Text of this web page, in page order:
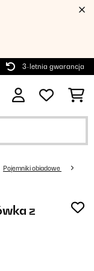
3-letnia gwarancja
Pojemniki obiadowe
z